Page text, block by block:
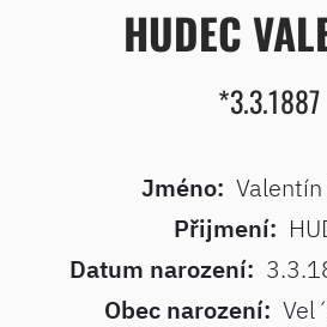
HUDEC
*3.3.1887
Jméno:
Přijmení:
Datum narození:
Obec narození: